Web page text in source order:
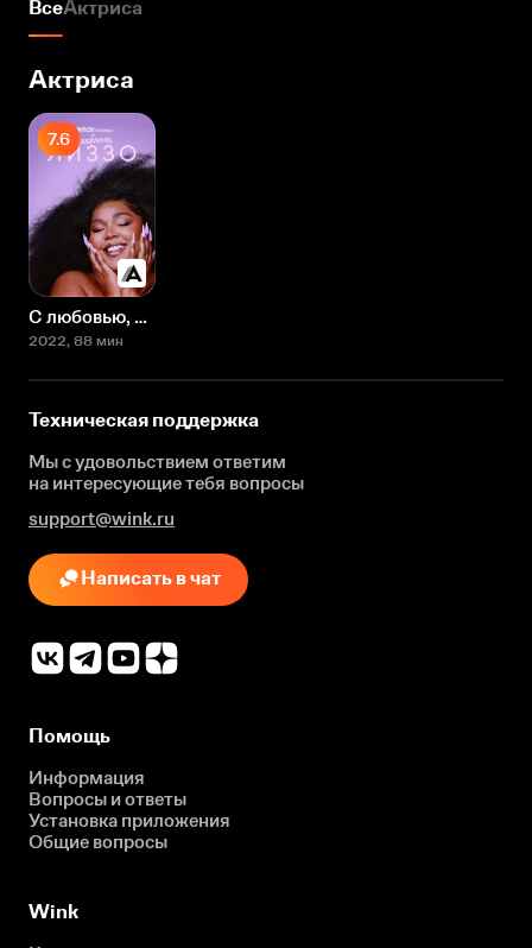
ВсеАктриса
Актриса
7.6
С любовью, Лиззо
2022, 88 мин
Техническая поддержка
Мы с удовольствием ответим
на интересующиетебя вопросы
support@wink.ru
Написать в чат
Помощь
Информация
Вопросы и ответы
Установка приложения
Общие вопросы
Wink